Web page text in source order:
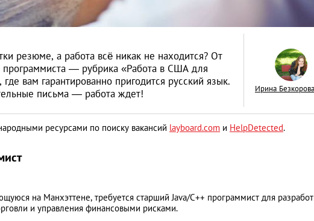
резюме, а работа всё никак не находится? От
— рубрика «Работа в США для
вам гарантированно пригодится русский язык.
письма — работа ждет!
Ирина
ресурсами по поиску вакансий layboard.com и HelpDetected.
на Манхэттене, требуется старший Java/C++ программист для
и управления финансовыми рисками.
Как открыть